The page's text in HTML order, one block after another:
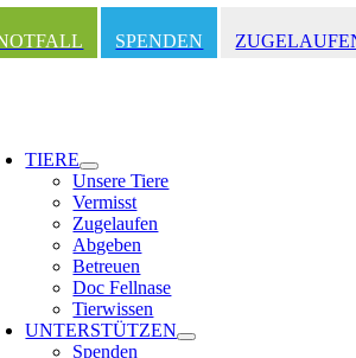
Inhalt
springen
SPENDEN
TIERE
Unsere Tiere
Vermisst
Zugelaufen
Abgeben
Betreuen
Doc Fellnase
Tierwissen
UNTERSTÜTZEN
Spenden